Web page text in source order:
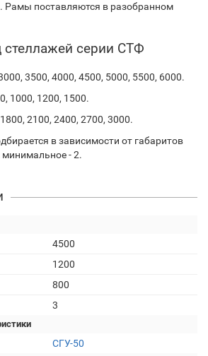
Рамы поставляются в разобранном
серии СТФ
3500, 4000, 4500, 5000, 5500, 6000.
1000, 1200, 1500.
2100, 2400, 2700, 3000.
в зависимости от габаритов
минимальное - 2.
4500
1200
800
3
СГУ-50